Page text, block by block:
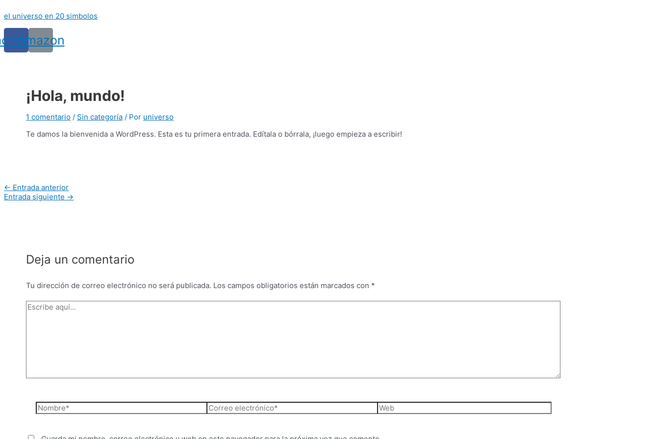
al
contenido
el universo en 20 simbolos
Amazon
¡Hola, mundo!
1 comentario / Sin categoría / Por universo
Te damos la bienvenida a WordPress. Esta es tu primera entrada. Edítala o bórrala, ¡luego empieza a escribir!
Navegación
de
← Entrada anterior
Entrada siguiente →
Deja un comentario
Tu dirección de correo electrónico no será publicada. Los campos obligatorios están marcados con *
Escribe
Nombre*
Correo
electrónico*
Web